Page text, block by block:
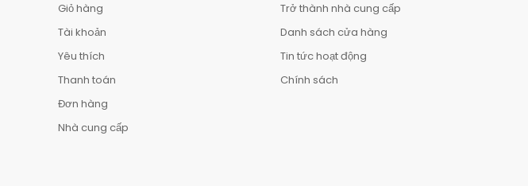
Giỏ hàng
Tài khoản
Yêu thích
Thanh toán
Đơn hàng
Nhà cung cấp
Trở thành nhà cung cấp
Danh sách cửa hàng
Tin tức hoạt động
Chính sách